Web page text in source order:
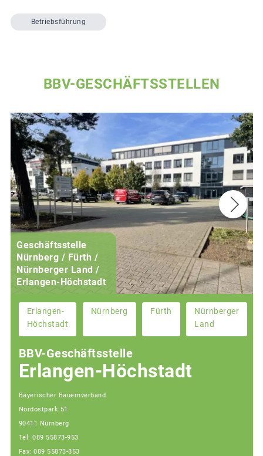
Betriebsführung
BBV-GESCHÄFTSSTELLEN
Geschäftsstelle
Nürnberg / Fürth /
Nürnberger Land /
Erlangen-Höchstadt
Erlangen-
Höchstadt
Nürnberg Fürth
Nürnberger
Land
BBV-Geschäftsstelle
Erlangen-Höchstadt
Bayerischer Bauernverband
Nordostpark 51
90411 Nürnberg
Tel: 089 55873-953
Fax: 089 55873-853